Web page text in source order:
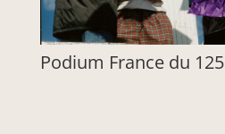
Podium France du 125